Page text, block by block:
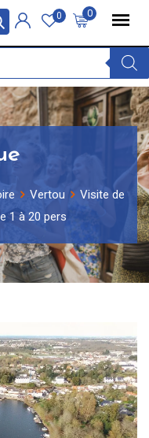
0
0
Vertou
Visite de
1 à 20 pers